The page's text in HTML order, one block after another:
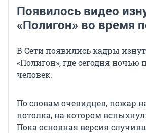
Появилось видео
«Полигон» во время
В Сети появились кадры
«Полигон», где сегодня ночью
человек.
По словам очевидцев, пожар
потолка, на котором
Пока основная версия